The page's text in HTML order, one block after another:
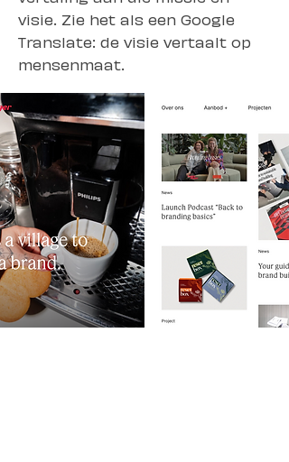
visie. Zie het als een Google
Translate: de visie vertaalt op
mensenmaat.